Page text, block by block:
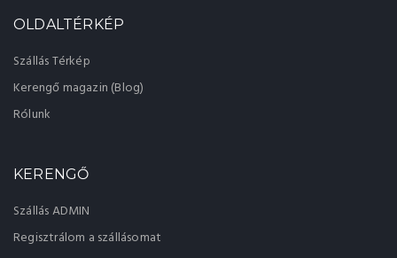
OLDALTÉRKÉP
Szállás Térkép
Kerengő magazin (Blog)
Rólunk
KERENGŐ
Szállás ADMIN
Regisztrálom a szállásomat